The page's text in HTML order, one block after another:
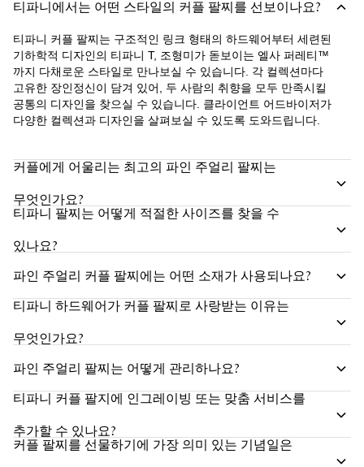
티파니에서는 어떤 스타일의 커플 팔찌를 선보이나요?
티파니 커플 팔찌는 구조적인 링크 형태의 하드웨어부터 세련된
기하학적 디자인의 티파니 T, 조형미가 돋보이는 엘사 퍼레티™
까지 다채로운 스타일로 만나보실 수 있습니다. 각 컬렉션마다
고유한 장인정신이 담겨 있어, 두 사람의 취향을 모두 만족시킬
공통의 디자인을 찾으실 수 있습니다. 클라이언트 어드바이저가
다양한 컬렉션과 디자인을 살펴보실 수 있도록 도와드립니다.
커플에게 어울리는 최고의 파인 주얼리 팔찌는
무엇인가요?
티파니 팔찌는 어떻게 적절한 사이즈를 찾을 수
있나요?
파인 주얼리 커플 팔찌에는 어떤 소재가 사용되나요?
티파니 하드웨어가 커플 팔찌로 사랑받는 이유는
무엇인가요?
파인 주얼리 팔찌는 어떻게 관리하나요?
티파니 커플 팔지에 인그레이빙 또는 맞춤 서비스를
추가할 수 있나요?
커플 팔찌를 선물하기에 가장 의미 있는 기념일은